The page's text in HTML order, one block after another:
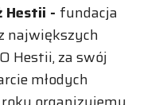
Hestii - fundacja
największych
Hestii, za swój
młodych